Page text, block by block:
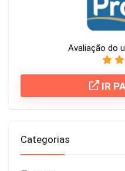
Avaliação do
IR
Categorias